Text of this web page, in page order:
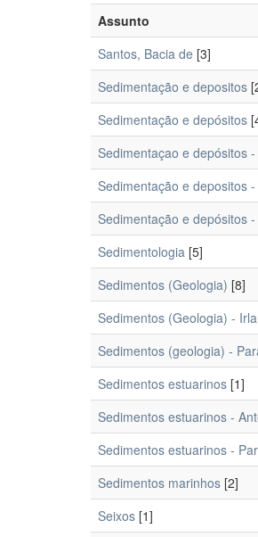
Assunto
Santos, Bacia de [3]
Sedimentação e depositos
Sedimentação e depósitos
Sedimentaçao e depósitos
Sedimentação e depositos
Sedimentação e depósitos
Sedimentologia [5]
Sedimentos (Geologia) [8]
Sedimentos (Geologia) -
Sedimentos (geologia) -
Sedimentos estuarinos [1]
Sedimentos estuarinos -
Sedimentos estuarinos -
Sedimentos marinhos [2]
Seixos [1]